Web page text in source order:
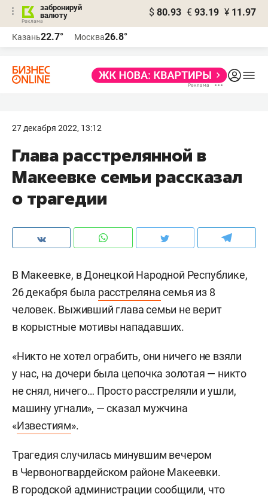
забронируй
валюту
$ 80.93 € 93.19 ¥ 11.97
Казань22.7° Москва26.8°
27 декабря 2022, 13:12
Глава расстрелянной в
Макеевке семьи рассказал
о трагедии
В Макеевке, в Донецкой Народной Республике,
26 декабря была расстрелянасемья из 8
человек. Выживший глава семьи не верит
в корыстные мотивы нападавших.
«Никто не хотел ограбить, они ничего не взяли
у нас, на дочери была цепочка золотая — никто
не снял, ничего… Просто расстреляли и ушли,
машину угнали», — сказал мужчина
«Известиям».
Трагедия случилась минувшим вечером
в Червоногвардейском районе Макеевки.
В городской администрации сообщили, что